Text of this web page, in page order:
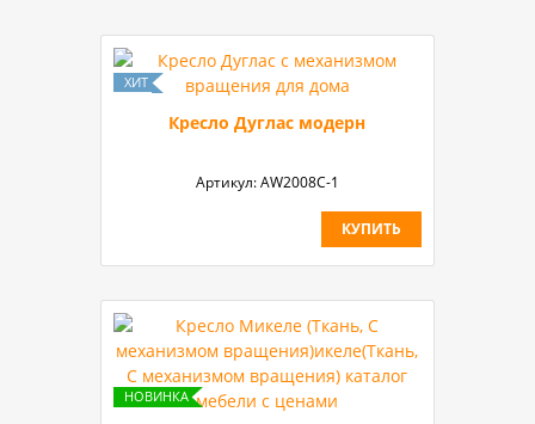
Кресло Дуглас модерн
Артикул:AW2008C-1
КУПИТЬ